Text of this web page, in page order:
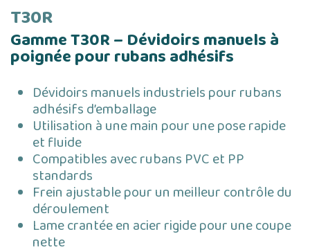
T30R
Gamme T30R – Dévidoirs manuels à
poignée pour rubans adhésifs
Dévidoirs manuels industriels pour rubans
adhésifs d’emballage
Utilisation à une main pour une pose rapide
et fluide
Compatibles avec rubans PVC et PP
standards
Frein ajustable pour un meilleur contrôle du
déroulement
Lame crantée en acier rigide pour une coupe
nette